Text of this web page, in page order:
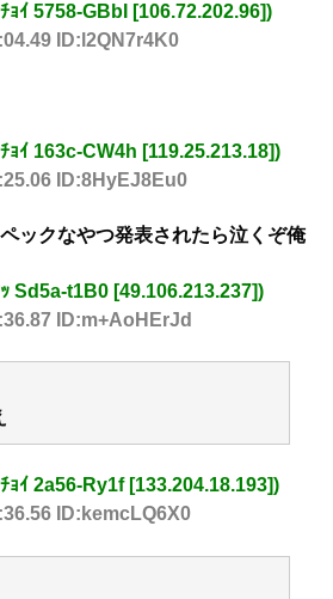
ｮｲ 5758-GBbI [106.72.202.96])
ID:l2QN7r4K0
ｮｲ 163c-CW4h [119.25.213.18])
ID:8HyEJ8Eu0
ックなやつ発表されたら泣くぞ俺
Sd5a-t1B0 [49.106.213.237])
ID:m+AoHErJd
ｮｲ 2a56-Ry1f [133.204.18.193])
ID:kemcLQ6X0